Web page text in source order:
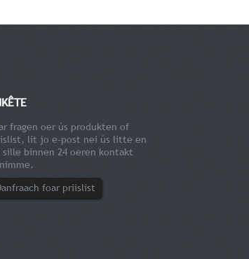
fragen oer ús produkten of
lit jo e-post nei ús litte en
sille binnen 24 oeren kontakt
foar priislist